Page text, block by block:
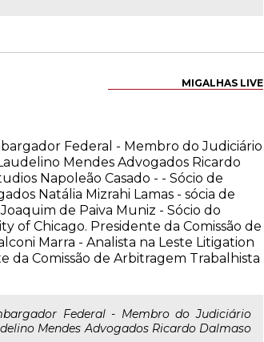
MIGALHAS LIVE
Federal - Membro do Judiciário
Mendes Advogados Ricardo
Napoleão Casado - - Sócio de
Natália Mizrahi Lamas - sócia de
de Paiva Muniz - Sócio do
of Chicago. Presidente da Comissão de
Marra - Analista na Leste Litigation
da Comissão de Arbitragem Trabalhista
Federal - Membro do Judiciário
Mendes Advogados Ricardo Dalmaso